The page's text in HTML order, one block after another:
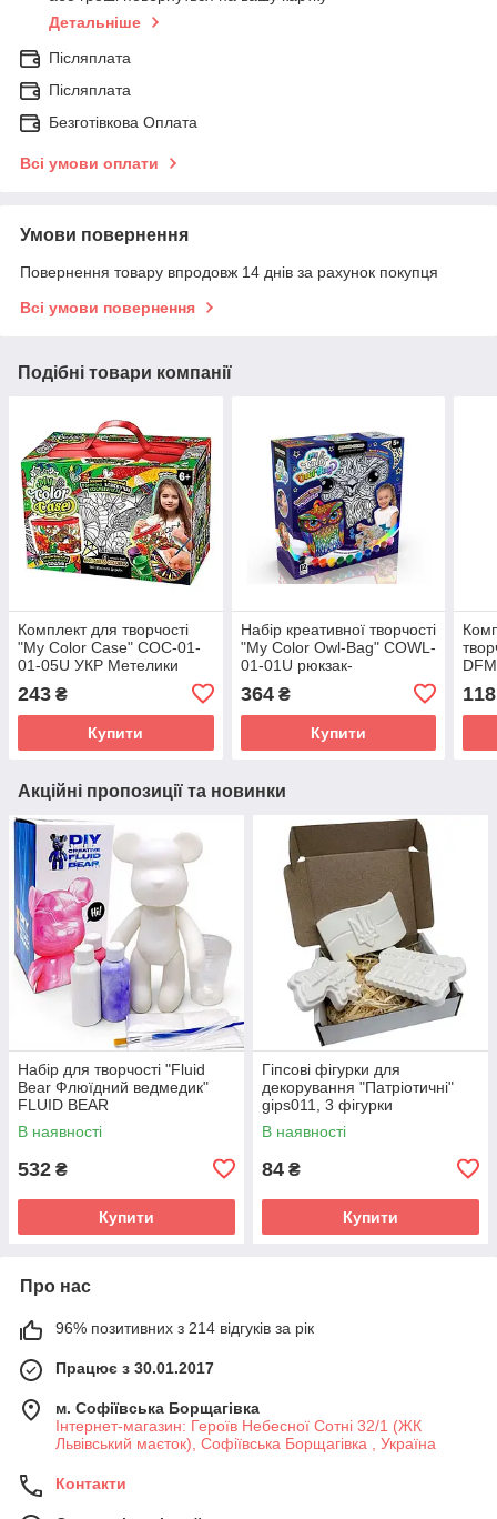
Детальніше
Післяплата
Післяплата
Безготівкова Оплата
Всі умови оплати
Умови повернення
Повернення товару впродовж 14 днів за рахунок покупця
Всі умови повернення
Подібні товари компанії
Комплект для творчості
"My Color Case" COC-01-
01-05U УКР Метелики
243 ₴
Купити
Набір креативної творчості
"My Color Owl-Bag" COWL-
01-01U рюкзак-
364₴
Купити
118
Акційні пропозиції та новинки
Набір для творчості "Fluid
Bear Флюїдний ведмедик"
FLUID BEAR
В наявності
532 ₴
Купити
Гіпсові фігурки для
декорування "Патріотичні"
gips011, 3 фігурки
В наявності
84 ₴
Купити
Про нас
96% позитивних з 214 відгуків за рік
Працює з 30.01.2017
м. Софіївська Борщагівка
Інтернет-магазин: Героїв Небесної Сотні 32/1 (ЖК
Львівський маєток), Софіївська Борщагівка , Україна
Контакти